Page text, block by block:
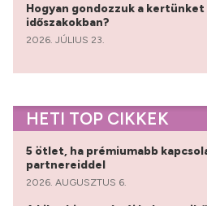
Hogyan gondozzuk a kertünket
időszakokban?
2026. JÚLIUS 23.
HETI TOP CIKKEK
5 ötlet, ha prémiumabb
partnereiddel
2026. AUGUSZTUS 6.